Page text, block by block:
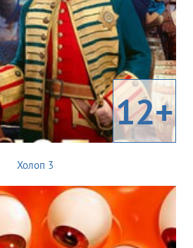
12+
Холоп 3